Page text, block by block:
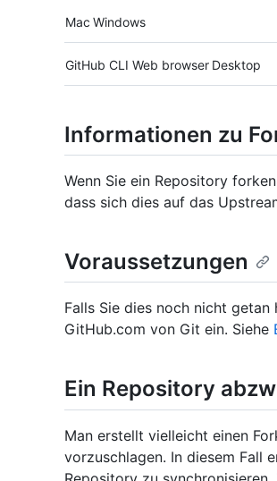
Platform navigation
Mac Windows
Tool navigation
GitHub CLI Web browser Desktop
Informationen zu
Wenn Sie ein Repository
dass sich dies auf das
Voraussetzungen
Falls Sie dies noch nicht
GitHub.com von Git ein. Siehe
Ein Repository
Man erstellt vielleicht einen
vorzuschlagen. In diesem Fall